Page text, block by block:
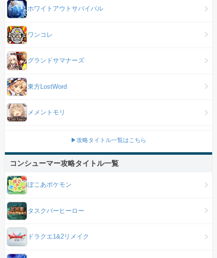
ホワイトアウトサバイバル
ワンコレ
グランドサマナーズ
東方LostWord
メメントモリ
▶攻略タイトル一覧はこちら
コンシューマー攻略タイトル一覧
ぽこあポケモン
タスクバーヒーロー
ドラクエ1&2リメイク